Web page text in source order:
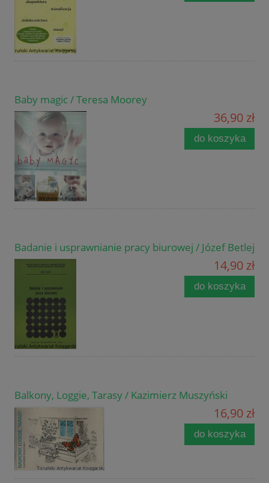
Baby magic / Teresa Moorey
36,90 zł
do koszyka
Badanie i usprawnianie pracy biurowej / Józef Betlej
14,90 zł
do koszyka
Balkony, Loggie, Tarasy / Kazimierz Muszyński
16,90 zł
do koszyka